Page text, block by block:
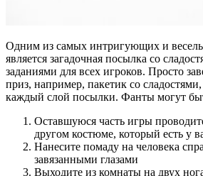
Одним из самых интригующих и
является загадочная посылка со
заданиями для всех игроков. Просто
приз, например, пакетик со
каждый слой посылки. Фанты могут
Оставшуюся часть игры
другом костюме, который есть у
Нанесите помаду на человека
завязанными глазами
Выходите из комнаты на двух